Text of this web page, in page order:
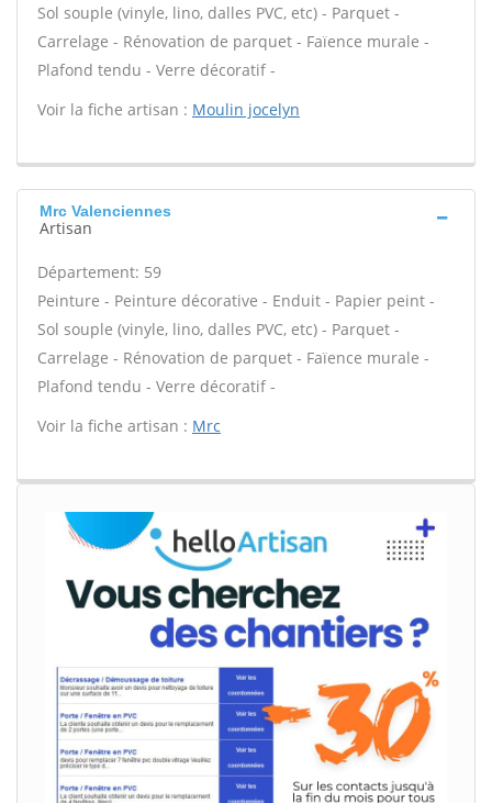
Sol souple (vinyle, lino, dalles PVC, etc) - Parquet -
Carrelage - Rénovation de parquet - Faïence murale -
Plafond tendu - Verre décoratif -
Voir la fiche artisan : Moulin jocelyn
Mrc Valenciennes
Artisan
Département: 59
Peinture - Peinture décorative - Enduit - Papier peint -
Sol souple (vinyle, lino, dalles PVC, etc) - Parquet -
Carrelage - Rénovation de parquet - Faïence murale -
Plafond tendu - Verre décoratif -
Voir la fiche artisan : Mrc